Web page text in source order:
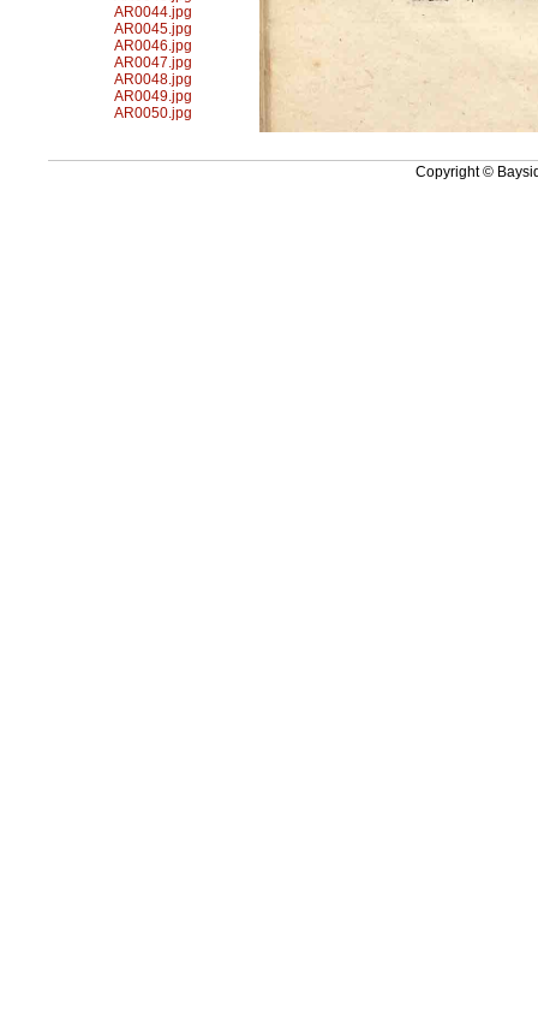
AR0044.jpg
AR0045.jpg
AR0046.jpg
AR0047.jpg
AR0048.jpg
AR0049.jpg
AR0050.jpg
Copyright ©